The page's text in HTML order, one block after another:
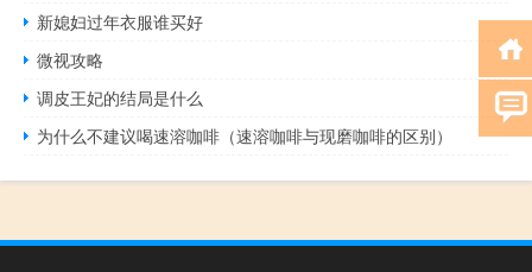
新媳妇过年衣服谁买好
微视攻略
调皮王妃的结局是什么
为什么不建议喝速溶咖啡（速溶咖啡与现磨咖啡的区别）